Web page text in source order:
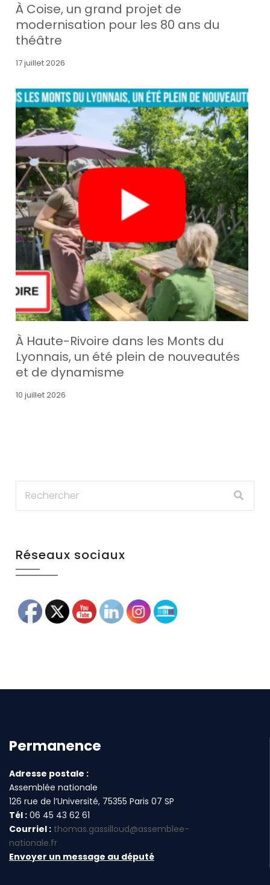
À Coise, un grand projet de
modernisation pour les 80 ans du
théâtre
17 juillet 2026
À Haute-Rivoire dans les Monts du
Lyonnais, un été plein de nouveautés
et de dynamisme
10 juillet 2026
Réseaux sociaux
Permanence
Adresse postale :
Assemblée nationale
126 rue de l’Université, 75355 Paris 07 SP
Tél : 06 45 43 62 61
Courriel : thomas.gassilloud@assemblee-
nationale.fr
Envoyer un message au député